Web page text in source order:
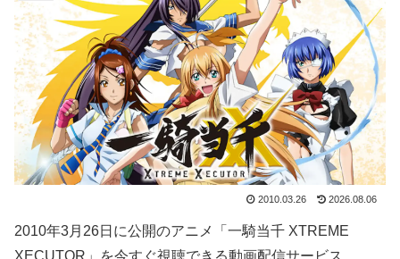
2010.03.26 2026.08.06
2010年3月26日に公開のアニメ「一騎当千 XTREME